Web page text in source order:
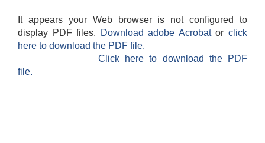
It appears your Web browser is not configured to
display PDF files.
Download adobe Acrobatorclick
here to download the PDF file.
Click here to download the PDF
file.